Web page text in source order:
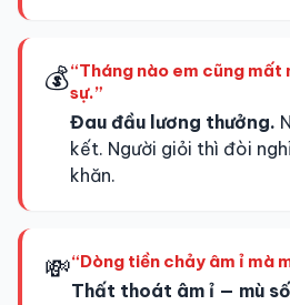
💰“Tháng nào em cũng mất
sự.”
Đau đầu lương thưởng.
kết. Người giỏi thì đòi
khăn.
💸“Dòng tiền chảy âm ỉ mà
Thất thoát âm ỉ — mù